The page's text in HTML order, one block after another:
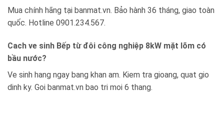
Mua chính hãng tại banmat.vn. Bảo hành 36 tháng, giao toàn
quốc. Hotline 0901.234.567.
Cach ve sinh Bếp từ đôi công nghiệp 8kW mặt lõm có
bầu nước?
Ve sinh hang ngay bang khan am. Kiem tra gioang, quat gio
dinh ky. Goi banmat.vn bao tri moi 6 thang.